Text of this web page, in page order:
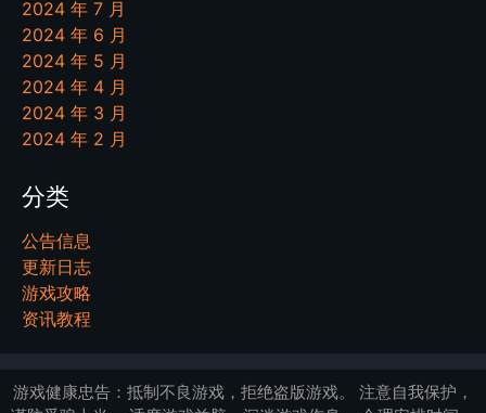
2024 年 7 月
2024 年 6 月
2024 年 5 月
2024 年 4 月
2024 年 3 月
2024 年 2 月
分类
公告信息
更新日志
游戏攻略
资讯教程
游戏健康忠告：抵制不良游戏，拒绝盗版游戏。 注意自我保护，